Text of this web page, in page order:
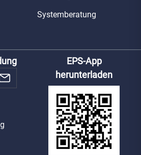
Systemberatung
EPS-App
herunterladen